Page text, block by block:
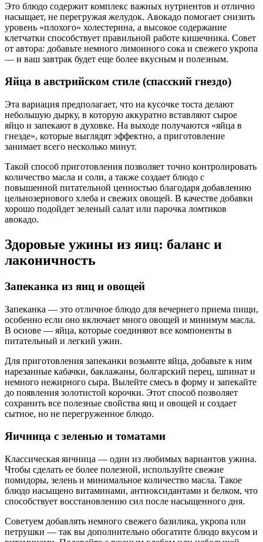
Это блюдо содержит комплекс важных нутриентов и отлично
насыщает, не перегружая желудок. Авокадо помогает снизить
уровень «плохого» холестерина, а высокое содержание
клетчатки способствует правильной работе кишечника. Совет
от автора: добавьте немного лимонного сока и свежего укропа
— и ваш завтрак будет еще более вкусным и полезным.
Яйца в австрийском стиле (спасский гнездо)
Эта вариация предполагает, что на кусочке тоста делают
небольшую дырку, в которую аккуратно вставляют сырое
яйцо и запекают в духовке. На выходе получаются «яйца в
гнезде», которые выглядят эффектно, а приготовление
занимает всего несколько минут.
Такой способ приготовления позволяет точно контролировать
количество масла и соли, а также создает блюдо с
повышенной питательной ценностью благодаря добавлению
цельнозернового хлеба и свежих овощей. В качестве добавки
хорошо подойдет зеленый салат или парочка ломтиков
авокадо.
Здоровые ужины из яиц: баланс и
лаконичность
Запеканка из яиц и овощей
Запеканка — это отличное блюдо для вечернего приема пищи,
особенно если оно включает много овощей и минимум масла.
В основе — яйца, которые соединяют все компоненты в
питательный и легкий ужин.
Для приготовления запеканки возьмите яйца, добавьте к ним
нарезанные кабачки, баклажаны, болгарский перец, шпинат и
немного нежирного сыра. Вылейте смесь в форму и запекайте
до появления золотистой корочки. Этот способ позволяет
сохранить все полезные свойства яиц и овощей и создает
сытное, но не перегруженное блюдо.
Яичница с зеленью и томатами
Классическая яичница — один из любимых вариантов ужина.
Чтобы сделать ее более полезной, используйте свежие
помидоры, зелень и минимальное количество масла. Такое
блюдо насыщено витаминами, антиоксидантами и белком, что
способствует восстановлению сил после насыщенного дня.
Советуем добавлять немного свежего базилика, укропа или
петрушки — так вы дополнительно обогатите блюдо вкусом и